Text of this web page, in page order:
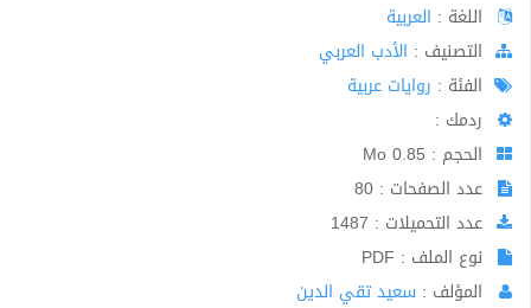
اللغة : العربية
اﻟﺘﺼﻨﻴﻒ : الأدب العربي
الفئة : روايات عربية
ردمك :
الحجم : 0.85 Mo
عدد الصفحات : 80
عدد التحميلات : 1487
نوع الملف : PDF
المؤلف : سعيد تقي الدين